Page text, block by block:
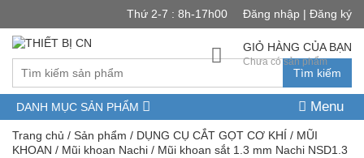
Thứ 2-7 : 8h-17h00 Đăng nhập | Đăng ký
Tìm kiếm
GIỎ HÀNG CỦA BẠN
Chưa có sản phẩm
DANH MỤC SẢN PHẨM Menu
Trang chủ / Sản phẩm / DỤNG CỤ CẮT GỌT CƠ KHÍ / MŨI
KHOAN / Mũi khoan Nachi / Mũi khoan sắt 1.3 mm Nachi NSD1.3